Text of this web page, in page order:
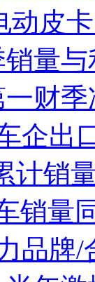
动皮
量
一财
企出
计销
销量
品牌